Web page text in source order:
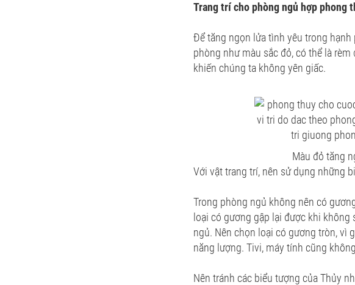
Trang trí cho phòng ngủ hợp phong
Để tăng ngọn lửa tình yêu trong
phòng như màu sắc đỏ, có thể là
khiến chúng ta không yên giấc.
Màu đỏ tăng
Với vật trang trí, nên sử dụng những
Trong phòng ngủ không nên có
loại có gương gập lại được khi
ngủ. Nên chọn loại có gương tròn, vì
năng lượng. Tivi, máy tính cũng
Nên tránh các biểu tượng của Thủy